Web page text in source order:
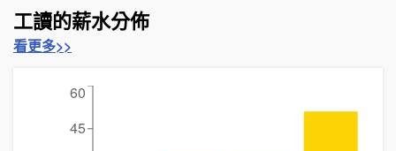
工讀的薪水分佈
看更多>>
45
60